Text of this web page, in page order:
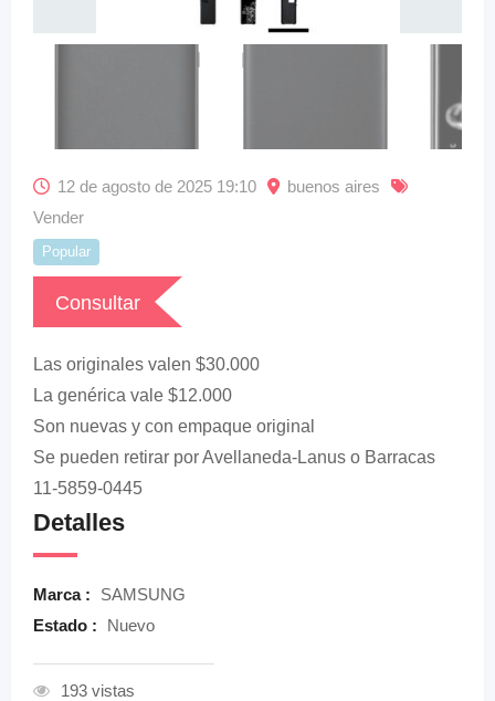
12 de agosto de 2025 19:10
buenos aires
Vender
Popular
Consultar
Las originales valen $30.000
La genérica vale $12.000
Son nuevas y con empaque original
Se pueden retirar por Avellaneda-Lanus o Barracas
11-5859-0445
Detalles
Marca :
SAMSUNG
Estado :
Nuevo
193 vistas